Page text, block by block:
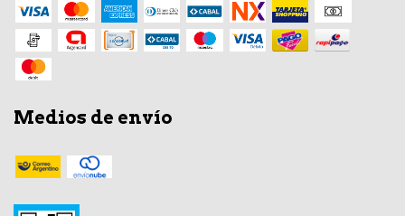
Medios de envío